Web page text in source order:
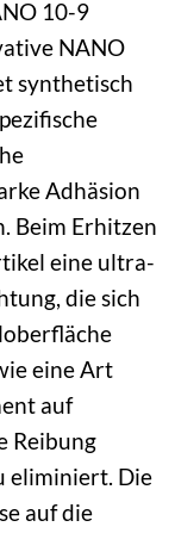
10-9
NANO
synthetisch
Adhäsion
Beim Erhitzen
eine ultra-
die sich
eine Art
auf
Reibung
eliminiert. Die
auf die